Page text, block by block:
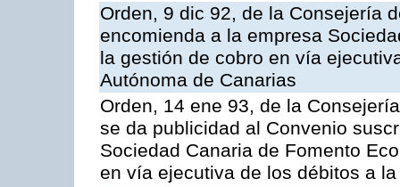
Orden, 9 dic 92, de la Consejería
encomienda a la empresa
la gestión de cobro en vía
Autónoma de Canarias
Orden, 14 ene 93, de la
se da publicidad al Convenio
Sociedad Canaria de Fomento
en vía ejecutiva de los débitos a